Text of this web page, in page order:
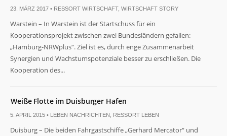
23. MÄRZ 2017 • RESSORT WIRTSCHAFT, WIRTSCHAFT STORY
Warstein – In Warstein ist der Startschuss für ein
Kooperationsprojekt zwischen zwei Bundesländern gefallen:
„Hamburg-NRWplus“. Ziel ist es, durch enge Zusammenarbeit
Synergien und Wachstumspotenziale besser zu erschließen. Die
Kooperation des...
Weiße Flotte im Duisburger Hafen
5. APRIL 2015 • LEBEN NACHRICHTEN RESSORT LEBEN
Duisburg – Die beiden Fahrgastschiffe „Gerhard Mercator“ und